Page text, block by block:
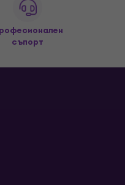
съпорт